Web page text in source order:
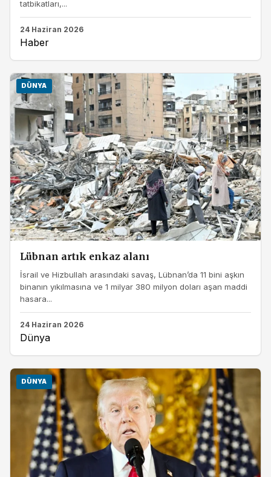
tatbikatları,...
24 Haziran 2026
Haber
DÜNYA
Lübnan artık enkaz alanı
İsrail ve Hizbullah arasındaki savaş, Lübnan’da 11 bini aşkın
binanın yıkılmasına ve 1 milyar 380 milyon doları aşan maddi
hasara...
24 Haziran 2026
Dünya
DÜNYA